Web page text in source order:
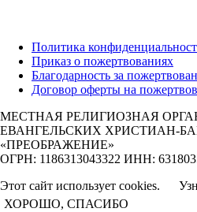
Политика
Приказ о пожертвованиях
Благодарность за
Договор оферты на
МЕСТНАЯ РЕЛИГИОЗНАЯ
ЕВАНГЕЛЬСКИХ ХРИСТИАН-
«ПРЕОБРАЖЕНИЕ»
ОГРН: 1186313043322 ИНН:
Этот сайт использует cookies.
ХОРОШО, СПАСИБО